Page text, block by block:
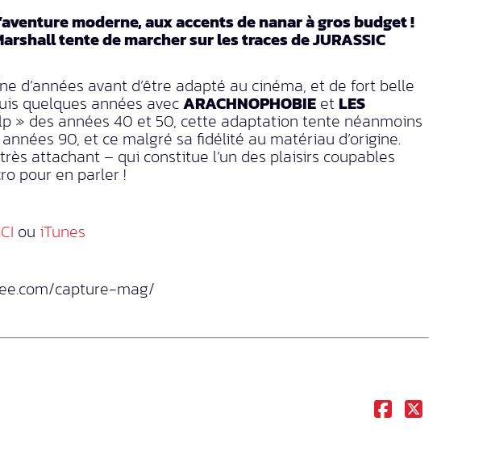
moderne, aux accents de nanar à gros budget !
tente de marcher sur les traces de JURASSIC
d’années avant d’être adapté au cinéma, et de fort belle
quelques années avecARACHNOPHOBIE etLES
» des années 40 et 50, cette adaptation tente néanmoins
90, et ce malgré sa fidélité au matériau d’origine.
attachant – qui constitue l’un des plaisirs coupables
pour en parler !
ou iTunes
capture-mag/